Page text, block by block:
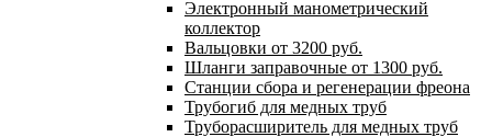
Электронный манометрический
коллектор
Вальцовки от 3200 руб.
Шланги заправочные от 1300 руб.
Станции сбора и регенерации фреона
Трубогиб для медных труб
Труборасширитель для медных труб